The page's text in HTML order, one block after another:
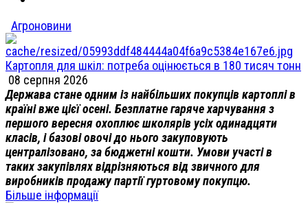
Агроновини
Картопля для шкіл: потреба оцінюється в 180 тисяч тонн
08 серпня 2026
Держава стане одним із найбільших покупців картоплі в
країні вже цієї осені. Безплатне гаряче харчування з
першого вересня охоплює школярів усіх одинадцяти
класів, і базові овочі до нього закуповують
централізовано, за бюджетні кошти. Умови участі в
таких закупівлях відрізняються від звичного для
виробників продажу партії гуртовому покупцю.
Більше інформації